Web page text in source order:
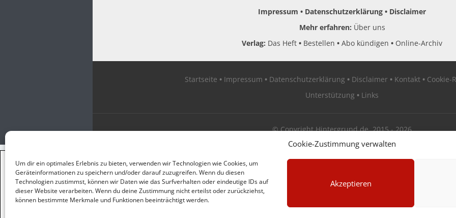
Cookie-Zustimmung verwalten
Um dir ein optimales Erlebnis zu bieten, verwenden wir Technologien wie Cookies, um
Geräteinformationen zu speichern und/oder darauf zuzugreifen. Wenn du diesen
Technologien zustimmst, können wir Daten wie das Surfverhalten oder eindeutige IDs auf
dieser Website verarbeiten. Wenn du deine Zustimmung nicht erteilst oder zurückziehst,
können bestimmte Merkmale und Funktionen beeinträchtigt werden.
Akzeptieren
Impressum Datenschutzerklärung
Disclaimer
Mehr erfahren: Über uns
Verlag: Das Heft Bestellen Abo kündigen Online-Archiv
Startseite Impressum Datenschutzerklärung Disclaimer Kontakt
Cookie-
Unterstützung
Links
© Copyright Hintergrund.de, 2015 - 2026
Zum Newsletter jetzt kostenlos anmelden
E-Mail
GUTER JOURNALISMUS
KOSTET GELD
×